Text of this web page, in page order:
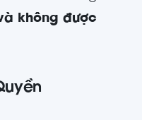
không được